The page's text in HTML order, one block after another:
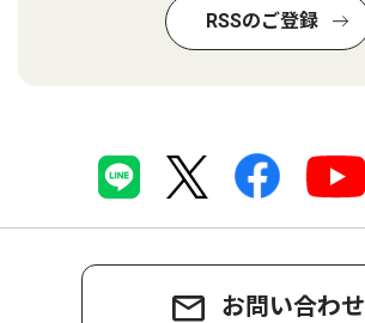
RSSのご登録
お問い合わせ